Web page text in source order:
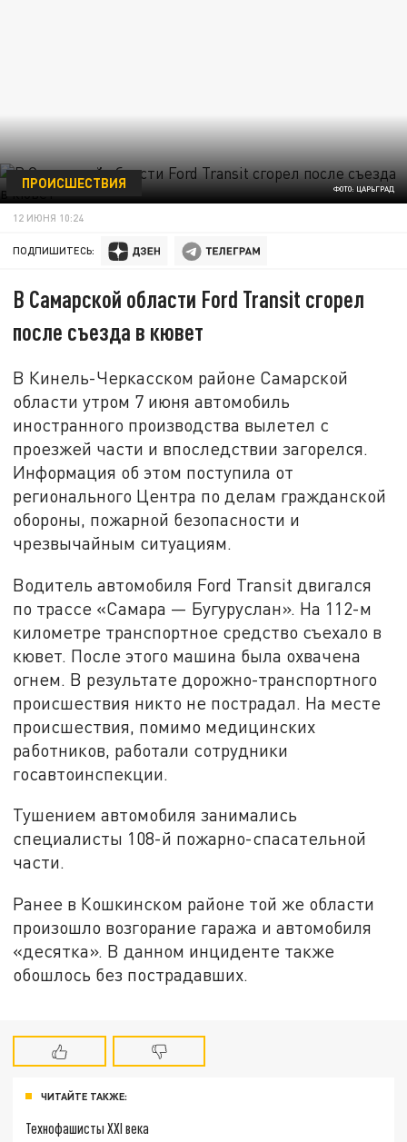
ФОТО: ЦАРЬГРАД
ПРОИСШЕСТВИЯ
12 ИЮНЯ 10:24
ПОДПИШИТЕСЬ:
В Самарской области Ford Transit сгорел
после съезда в кювет
В Кинель-Черкасском районе Самарской
области утром 7 июня автомобиль
иностранного производства вылетел с
проезжей части и впоследствии загорелся.
Информация об этом поступила от
регионального Центра по делам гражданской
обороны, пожарной безопасности и
чрезвычайным ситуациям.
Водитель автомобиля Ford Transit двигался
по трассе «Самара — Бугуруслан». На 112-м
километре транспортное средство съехало в
кювет. После этого машина была охвачена
огнем. В результате дорожно-транспортного
происшествия никто не пострадал. На месте
происшествия, помимо медицинских
работников, работали сотрудники
госавтоинспекции.
Тушением автомобиля занимались
специалисты 108-й пожарно-спасательной
части.
Ранее в Кошкинском районе той же области
произошло возгорание гаража и автомобиля
«десятка». В данном инциденте также
обошлось без пострадавших.
ЧИТАЙТЕ ТАКЖЕ:
Технофашисты XXI века